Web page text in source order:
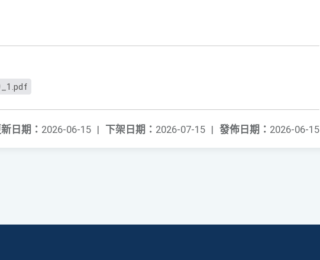
發佈日期： 2026-06-15
下架日期： 2026-07-15 |
日期： 2026-06-15 |